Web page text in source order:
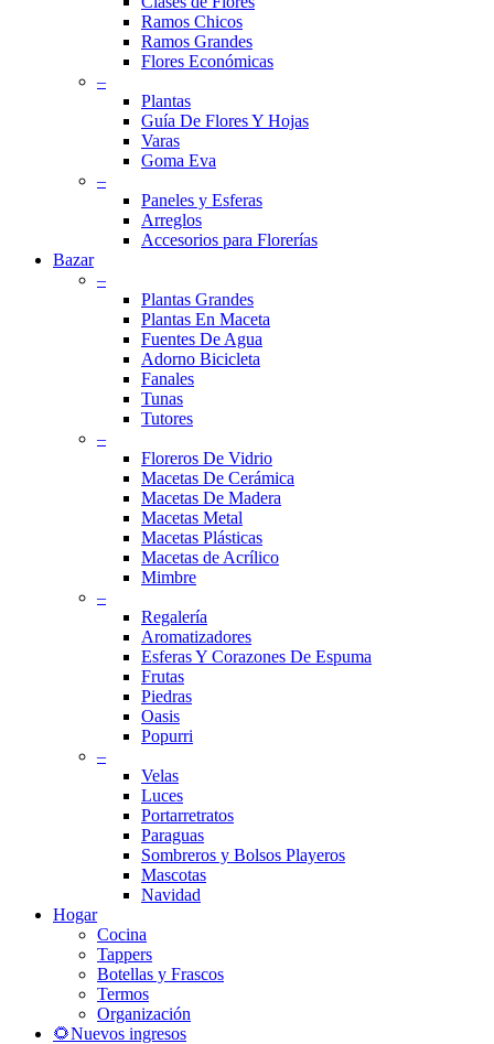
Ramos Chicos
Ramos Grandes
Flores Económicas
–
Plantas
Guía De Flores Y Hojas
Varas
Goma Eva
–
Paneles y Esferas
Arreglos
Accesorios para Florerías
Bazar
–
Plantas Grandes
Plantas En Maceta
Fuentes De Agua
Adorno Bicicleta
Fanales
Tunas
Tutores
–
Floreros De Vidrio
Macetas De Cerámica
Macetas De Madera
Macetas Metal
Macetas Plásticas
Macetas de Acrílico
Mimbre
–
Regalería
Aromatizadores
Esferas Y Corazones De Espuma
Frutas
Piedras
Oasis
Popurri
–
Velas
Luces
Portarretratos
Paraguas
Sombreros y Bolsos Playeros
Mascotas
Navidad
Hogar
Cocina
Tappers
Botellas y Frascos
Termos
Organización
🌻Nuevos ingresos